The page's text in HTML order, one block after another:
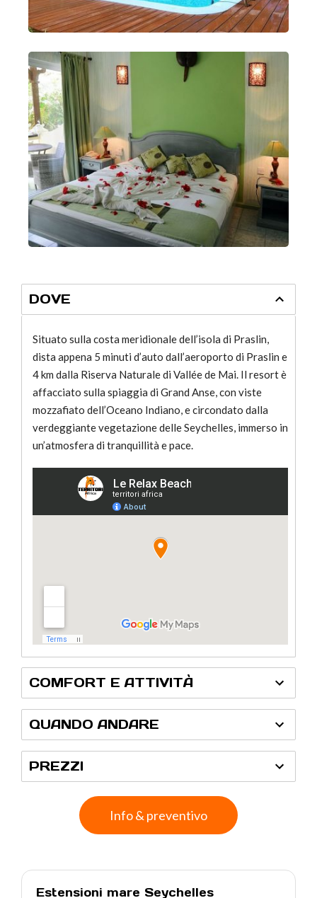
DOVE
Situato sulla costa meridionale dell’isola di Praslin,
dista appena 5 minuti d’auto dall’aeroporto di Praslin e
4 km dalla Riserva Naturale di Vallée de Mai. Il resort è
affacciato sulla spiaggia di Grand Anse, con viste
mozzafiato dell’Oceano Indiano, e circondato dalla
verdeggiante vegetazione delle Seychelles, immerso in
un’atmosfera di tranquillità e pace.
COMFORT E ATTIVITÀ
QUANDO ANDARE
PREZZI
Info & preventivo
Estensioni mare Seychelles